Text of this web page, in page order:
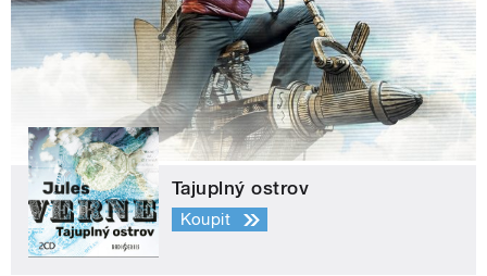
Tajuplný ostrov
Koupit